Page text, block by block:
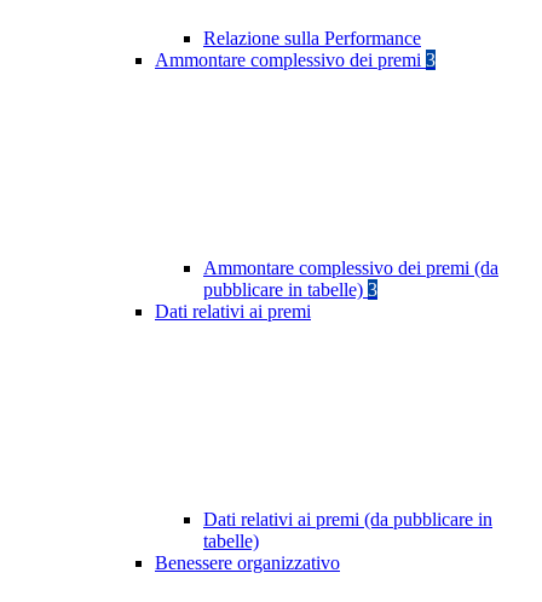
Relazione sulla Performance
Ammontare complessivo dei premi 3
Ammontare complessivo dei premi (da
pubblicare in tabelle) 3
Dati relativi ai premi
Dati relativi ai premi (da pubblicare in
tabelle)
Benessere organizzativo